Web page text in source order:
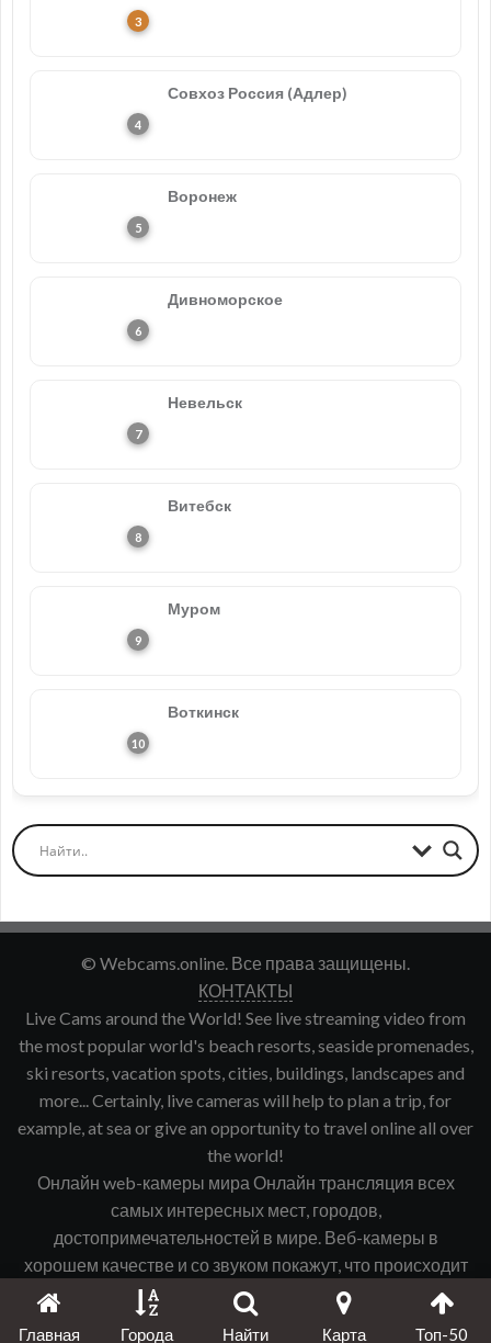
Совхоз Россия (Адлер)
Воронеж
Дивноморское
Невельск
Витебск
Муром
Воткинск
© Webcams.online. Все права защищены.
КОНТАКТЫ
Live Cams around the World! See live streaming video from
the most popular world's beach resorts, seaside promenades,
ski resorts, vacation spots, cities, buildings, landscapes and
more... Certainly, live cameras will help to plan a trip, for
example, at sea or give an opportunity to travel online all over
the world!
Онлайн web-камеры мира Онлайн трансляция всех
самых интересных мест, городов,
достопримечательностей в мире. Веб-камеры в
хорошем качестве и со звуком покажут, что происходит
именно сейчас в интересующем Вас городе, курорте и
т.д.
Главная Города Найти Карта Топ-50